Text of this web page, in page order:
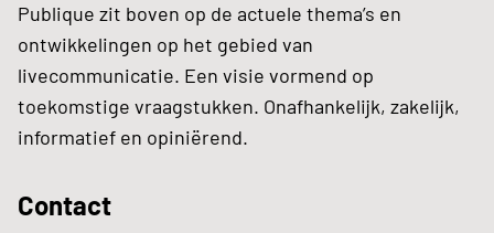
Publique zit boven op de actuele thema’s en
ontwikkelingen op het gebied van
livecommunicatie. Een visie vormend op
toekomstige vraagstukken. Onafhankelijk, zakelijk,
informatief en opiniërend.
Contact